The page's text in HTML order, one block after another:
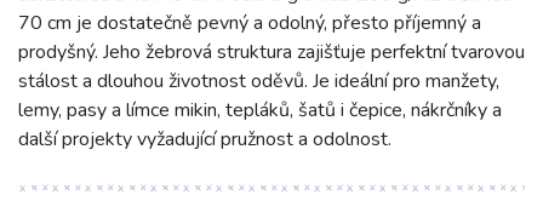
70 cm je dostatečně pevný a odolný, přesto příjemný a
prodyšný. Jeho žebrová struktura zajišťuje perfektní tvarovou
stálost a dlouhou životnost oděvů. Je ideální pro manžety,
lemy, pasy a límce mikin, tepláků, šatů i čepice, nákrčníky a
další projekty vyžadující pružnost a odolnost.